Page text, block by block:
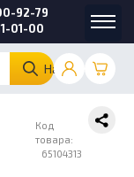
Найти
92-79
01-00
Код
товара:
65104313